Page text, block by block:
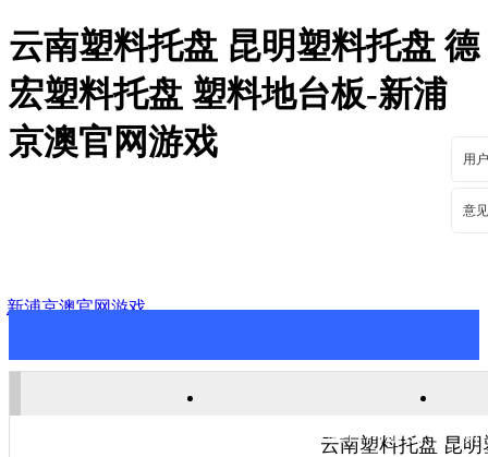
云南塑料托盘 昆明塑料托盘 德
宏塑料托盘 塑料地台板-新浦
京澳官网游戏
用
意
新浦京澳官网游戏
关于新浦京澳官网游戏 新
云南塑料托盘 昆